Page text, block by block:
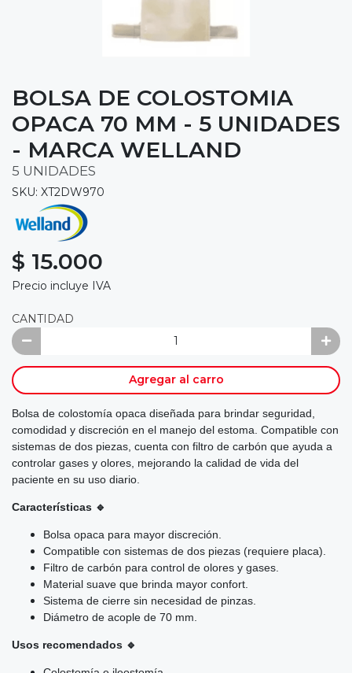
BOLSA DE COLOSTOMIA
OPACA 70 MM - 5 UNIDADES
- MARCA WELLAND
5 UNIDADES
SKU: XT2DW970
$ 15.000
Precio incluye IVA
CANTIDAD
Agregar al carro
Bolsa de colostomía opaca diseñada para brindar seguridad,
comodidad y discreción en el manejo del estoma. Compatible con
sistemas de dos piezas, cuenta con filtro de carbón que ayuda a
controlar gases y olores, mejorando la calidad de vida del
paciente en su uso diario.
Características 🔹
Bolsa opaca para mayor discreción.
Compatible con sistemas de dos piezas (requiere placa).
Filtro de carbón para control de olores y gases.
Material suave que brinda mayor confort.
Sistema de cierre sin necesidad de pinzas.
Diámetro de acople de 70 mm.
Usos recomendados 🔹